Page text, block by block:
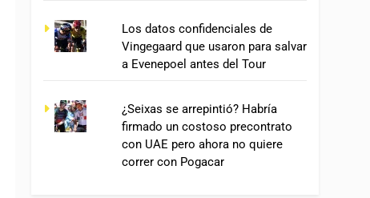
Los datos confidenciales de
Vingegaard que usaron para salvar
a Evenepoel antes del Tour
¿Seixas se arrepintió? Habría
firmado un costoso precontrato
con UAE pero ahora no quiere
correr con Pogacar